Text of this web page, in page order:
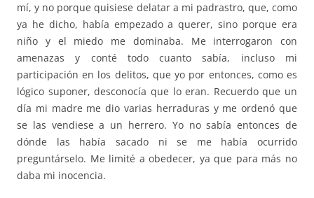
mí, y no porque quisiese delatar a mi padrastro, que, como
ya he dicho, había empezado a querer, sino porque era
niño y el miedo me dominaba. Me interrogaron con
amenazas y conté todo cuanto sabía, incluso mi
participación en los delitos, que yo por entonces, como es
lógico suponer, desconocía que lo eran. Recuerdo que un
día mi madre me dio varias herraduras y me ordenó que
se las vendiese a un herrero. Yo no sabía entonces de
dónde las había sacado ni se me había ocurrido
preguntárselo. Me limité a obedecer, ya que para más no
daba mi inocencia.